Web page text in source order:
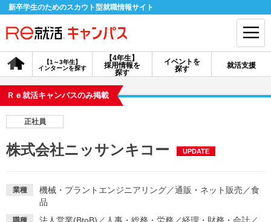
新卒学生のためのスカウト型就職情報サイト
【4年生】
採用情報を
探す
【1～3年生】
インターンを探す
イベントを
探す
就活支援
会員登録 ログイン
探す
Ｒｅ就活キャンパスのみ掲載
正社員
株式会社ニッサンキコー UPDATE
業種 機械・プラントエンジニアリング／通販・ネット販売 ／食
品
職種